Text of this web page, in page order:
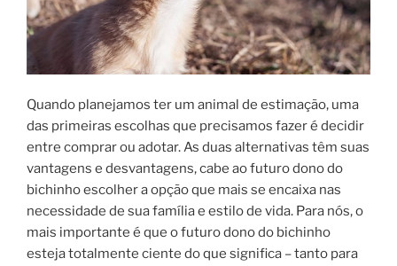
Quando planejamos ter um animal de estimação, uma
das primeiras escolhas que precisamos fazer é decidir
entre comprar ou adotar. As duas alternativas têm suas
vantagens e desvantagens, cabe ao futuro dono do
bichinho escolher a opção que mais se encaixa nas
necessidade de sua família e estilo de vida. Para nós, o
mais importante é que o futuro dono do bichinho
esteja totalmente ciente do que significa – tanto para